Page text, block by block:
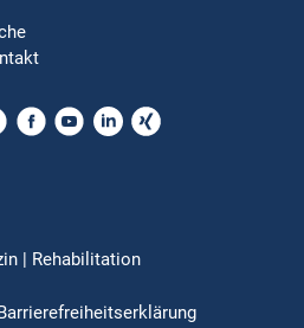
| Rehabilitation